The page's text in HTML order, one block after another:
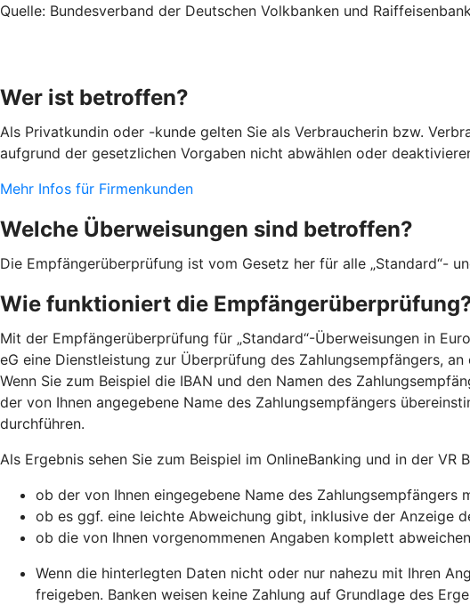
Quelle: Bundesverband der Deutschen Volkbanken und
Wer ist betroffen?
Als Privatkundin oder -kunde gelten Sie als Verbraucherin bzw.
aufgrund der gesetzlichen Vorgaben nicht abwählen oder
Mehr Infos für Firmenkunden
Welche Überweisungen sind betroffen?
Die Empfängerüberprüfung ist vom Gesetz her für alle „Standard“-
Wie funktioniert die
Mit der Empfängerüberprüfung für „Standard“-Überweisungen in
eG eine Dienstleistung zur Überprüfung des Zahlungsempfängers,
Wenn Sie zum Beispiel die IBAN und den Namen des
der von Ihnen angegebene Name des Zahlungsempfängers
durchführen.
Als Ergebnis sehen Sie zum Beispiel im OnlineBanking und in der VR
ob der von Ihnen eingegebene Name des
ob es ggf. eine leichte Abweichung gibt, inklusive der Anzeige
ob die von Ihnen vorgenommenen Angaben komplett
Wenn die hinterlegten Daten nicht oder nur nahezu mit Ihren
freigeben. Banken weisen keine Zahlung auf Grundlage des